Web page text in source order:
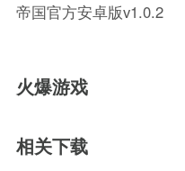
帝国官方安卓版v1.0.2
火爆游戏
相关下载